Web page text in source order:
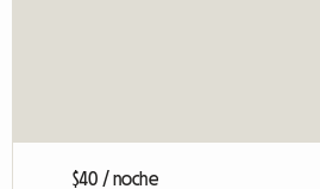
$40 / noche